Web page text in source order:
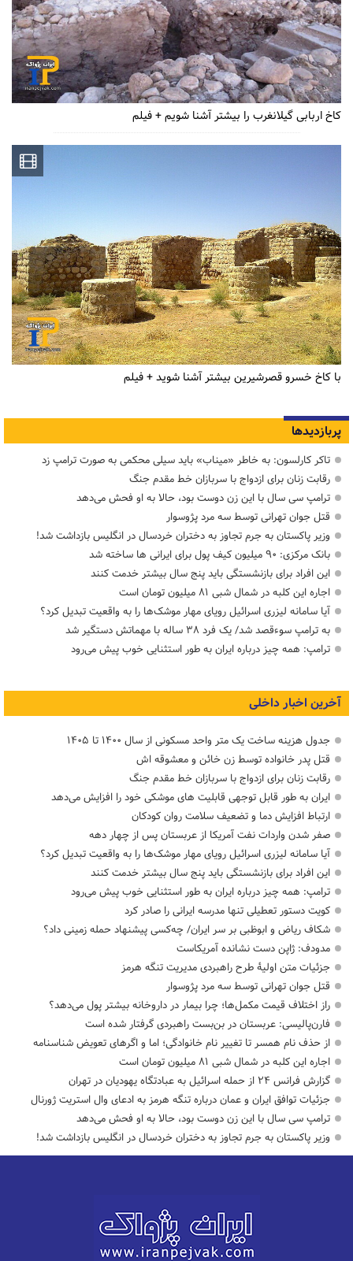
کاخ اربابی گیلانغرب را بیشتر آشنا شویم + فیلم
با کاخ خسرو قصرشیرین بیشتر آشنا شوید + فیلم
پربازدیدها
تاکر کارلسون: به خاطر «میناب» باید سیلی محکمی به صورت ترامپ زد
رقابت زنان برای ازدواج با سربازان خط مقدم جنگ
ترامپ سی سال با این زن دوست بود، حالا به او فحش می‌دهد
قتل جوان تهرانی توسط سه مرد پژوسوار
وزیر پاکستان به جرم تجاوز به دختران خردسال در انگلیس بازداشت شد!
بانک مرکزی: ۹۰ میلیون کیف پول برای ایرانی ها ساخته شد
این افراد برای بازنشستگی باید پنج سال بیشتر خدمت کنند
اجاره این کلبه در شمال شبی ۸۱ میلیون تومان است
آیا سامانه لیزری اسرائیل رویای مهار موشک‌ها را به واقعیت تبدیل کرد؟
به ترامپ سوءقصد شد/ یک فرد ۳۸ ساله با مهماتش دستگیر شد
ترامپ: همه چیز درباره ایران به طور استثنایی خوب پیش می‌رود
آخرین اخبار داخلی
جدول هزینه ساخت یک متر واحد مسکونی از سال ۱۴۰۰ تا ۱۴۰۵
قتل پدر خانواده توسط زن خائن و معشوقه اش
رقابت زنان برای ازدواج با سربازان خط مقدم جنگ
ایران به طور قابل توجهی قابلیت های موشکی خود را افزایش می‌دهد
ارتباط افزایش دما و تضعیف سلامت روان کودکان
صفر شدن واردات نفت آمریکا از عربستان پس از چهار دهه
آیا سامانه لیزری اسرائیل رویای مهار موشک‌ها را به واقعیت تبدیل کرد؟
این افراد برای بازنشستگی باید پنج سال بیشتر خدمت کنند
ترامپ: همه چیز درباره ایران به طور استثنایی خوب پیش می‌رود
کویت دستور تعطیلی تنها مدرسه ایرانی را صادر کرد
شکاف ریاض و ابوظبی بر سر ایران/ چه‌کسی پیشنهاد حمله زمینی داد؟
مدودف: ژاپن دست نشانده آمریکاست
جزئیات متن اولیۀ طرح راهبردی مدیریت تنگه هرمز
قتل جوان تهرانی توسط سه مرد پژوسوار
راز اختلاف قیمت مکمل‌ها؛ چرا بیمار در داروخانه بیشتر پول می‌دهد؟
فارن‌پالیسی: عربستان در بن‌بست راهبردی گرفتار شده است
از حذف نام همسر تا تغییر نام خانوادگی؛ اما و اگرهای تعویض شناسنامه
اجاره این کلبه در شمال شبی ۸۱ میلیون تومان است
گزارش فرانس ۲۴ از حمله اسرائیل به عبادتگاه یهودیان در تهران
جزئیات توافق ایران و عمان درباره تنگه هرمز به ادعای وال استریت ژورنال
ترامپ سی سال با این زن دوست بود، حالا به او فحش می‌دهد
وزیر پاکستان به جرم تجاوز به دختران خردسال در انگلیس بازداشت شد!